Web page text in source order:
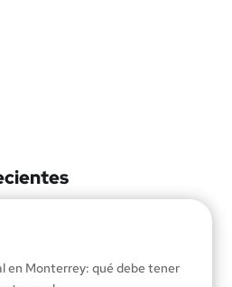
en Monterrey: qué debe tener